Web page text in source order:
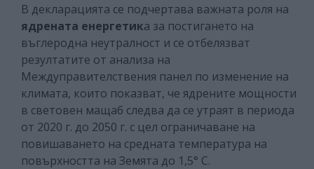
В декларацията се подчертава важната роля на
ядрената енергетика за постигането на
въглеродна неутралност и се отбелязват
резултатите от анализа на
Междуправителствения панел по изменение на
климата, които показват, че ядрените мощности
в световен мащаб следва да се утраят в периода
от 2020 г. до 2050 г. с цел ограничаване на
повишаването на средната температура на
повърхността на Земята до 1,5° С.